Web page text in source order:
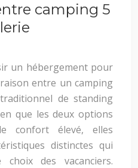
camping 5
un hébergement pour
entre un camping
de standing
que les deux options
confort élevé, elles
distinctes qui
des vacanciers.